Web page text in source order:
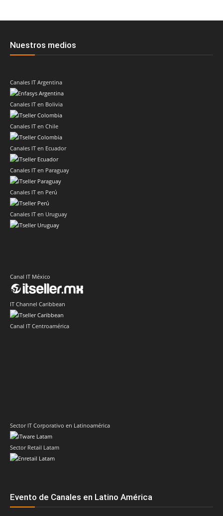
Nuestros medios
Canales IT Argentina
Canales IT en Bolivia
Canales IT en Chile
Canales IT en Ecuador
Canales IT en Paraguay
Canales IT en Perú
Canales IT en Uruguay
Canal IT México
IT Channel Caribbean
Canal IT Centroamérica
Sector IT Corporativo en Latinoamérica
Sector Retail Latam
Evento de Canales en Latino América